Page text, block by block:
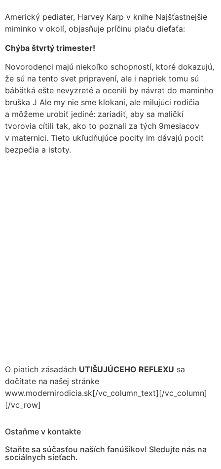
Americký pediater, Harvey Karp v knihe Najšťastnejšie
miminko v okolí, objasňuje príčinu plaču dieťaťa:
Chýba štvrtý trimester!
Novorodenci majú niekoľko schopností, ktoré dokazujú,
že sú na tento svet pripravení, ale i napriek tomu sú
bábätká ešte nevyzreté a ocenili by návrat do maminho
bruška J Ale my nie sme klokani, ale milujúci rodičia
a môžeme urobiť jediné: zariadiť, aby sa maličkí
tvorovia cítili tak, ako to poznali za tých 9mesiacov
v maternici. Tieto ukľudňujúce pocity im dávajú pocit
bezpečia a istoty.
O piatich zásadách UTIŠUJÚCEHO REFLEXU sa
dočítate na našej stránke
www.modernirodicia.sk[/vc_column_text][/vc_column]
[/vc_row]
Ostaňme v kontakte
Staňte sa súčasťou naších fanúšikov! Sledujte nás na
sociálnych sieťach.